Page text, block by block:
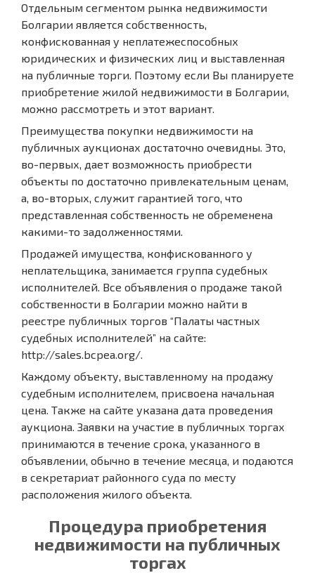
Отдельным сегментом рынка недвижимости
Болгарии является собственность,
конфискованная у неплатежеспособных
юридических и физических лиц и выставленная
на публичные торги. Поэтому если Вы планируете
приобретение жилой недвижимости в Болгарии,
можно рассмотреть и этот вариант.
Преимущества покупки недвижимости на
публичных аукционах достаточно очевидны. Это,
во-первых, дает возможность приобрести
объекты по достаточно привлекательным ценам,
а, во-вторых, служит гарантией того, что
представленная собственность не обременена
какими-то задолженностями.
Продажей имущества, конфискованного у
неплательщика, занимается группа судебных
исполнителей. Все объявления о продаже такой
собственности в Болгарии можно найти в
реестре публичных торгов “Палаты частных
судебных исполнителей” на сайте:
http://sales.bcpea.org/.
Каждому объекту, выставленному на продажу
судебным исполнителем, присвоена начальная
цена. Также на сайте указана дата проведения
аукциона. Заявки на участие в публичных торгах
принимаются в течение срока, указанного в
объявлении, обычно в течение месяца, и подаются
в секретариат районного суда по месту
расположения жилого объекта.
Процедура приобретения
недвижимости на публичных
торгах